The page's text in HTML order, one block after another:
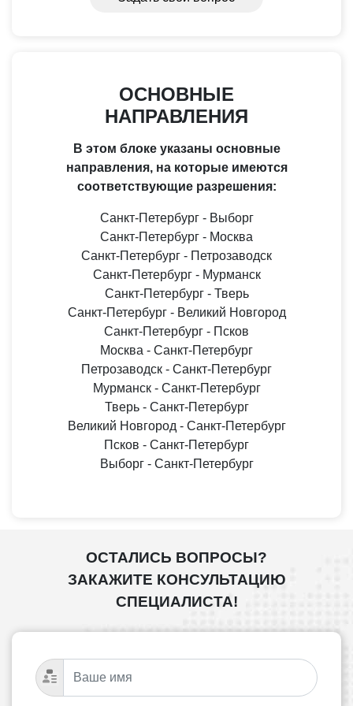
ОСНОВНЫЕ
НАПРАВЛЕНИЯ
В этом блоке указаны основные
направления, на которые имеются
соответствующие разрешения:
Санкт-Петербург - Выборг
Санкт-Петербург - Москва
Санкт-Петербург - Петрозаводск
Санкт-Петербург - Мурманск
Санкт-Петербург - Тверь
Санкт-Петербург - Великий Новгород
Санкт-Петербург - Псков
Москва - Санкт-Петербург
Петрозаводск - Санкт-Петербург
Мурманск - Санкт-Петербург
Тверь - Санкт-Петербург
Великий Новгород - Санкт-Петербург
Псков - Санкт-Петербург
Выборг - Санкт-Петербург
ОСТАЛИСЬ ВОПРОСЫ?
ЗАКАЖИТЕ КОНСУЛЬТАЦИЮ
СПЕЦИАЛИСТА!